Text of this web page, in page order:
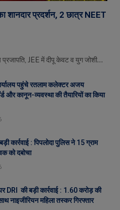
शानदार प्रदर्शन, 2 छात्र NEET
JEE में दीपू केवट व युग जोशी…
पहुंचे रतलाम कलेक्टर अजय
और कानून-व्यवस्था की तैयारियों का किया
कार्रवाई : पिपलोदा पुलिस ने 15 ग्राम
को दबोचा
DRI की बड़ी कार्रवाई : 1.60 करोड़ की
नाइजीरियन महिला तस्कर गिरफ्तार